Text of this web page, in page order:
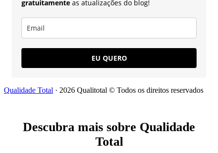
gratuitamente as atualizações do blog!
EU QUERO
Qualidade Total · 2026 Qualitotal © Todos os direitos reservados
Descubra mais sobre Qualidade
Total